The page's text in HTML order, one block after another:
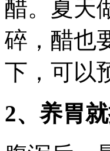
醋。夏天
碎，醋也
下，可以
2、养胃